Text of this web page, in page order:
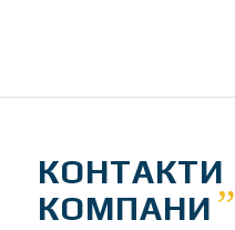
КОНТАКТИ
КОМПАНИ ”